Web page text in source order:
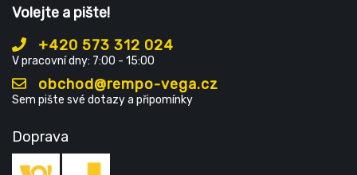
Volejte a pište!
+420 573 312 024
V pracovní dny: 7:00 - 15:00
obchod@rempo-vega.cz
Sem pište své dotazy a připomínky
Doprava